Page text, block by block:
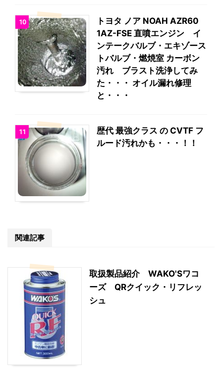
10
トヨタ ノア NOAH AZR60
1AZ-FSE 直噴エンジン イ
ンテークバルブ・エキゾース
トバルブ・燃焼室 カーボン
汚れ ブラスト洗浄してみ
た・・・ オイル漏れ修理
と・・・
11
歴代 最強クラス の CVTF フ
ルード汚れかも・・・！！
関連記事
取扱製品紹介 WAKO'Sワコ
ーズ QRクイック・リフレッ
シュ